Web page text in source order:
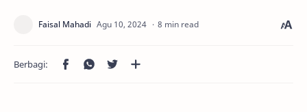
8 min read